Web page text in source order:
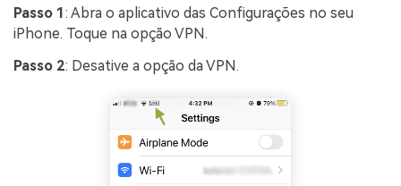
Passo 1: Abra o aplicativo das Configurações no seu
iPhone. Toque na opção VPN.
Passo 2: Desative a opção da VPN.